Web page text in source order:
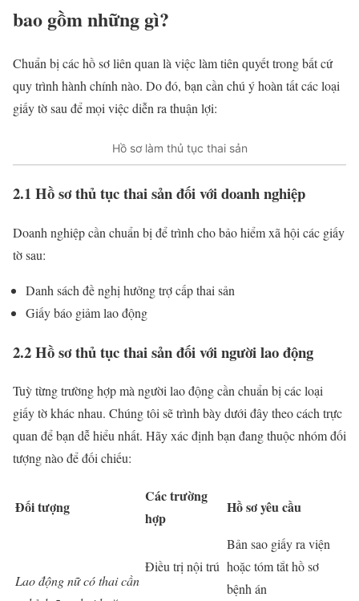
bao gồm những gì?
Chuẩn bị các hồ sơ liên quan là việc làm tiên quyết trong bất cứ
quy trình hành chính nào. Do đó, bạn cần chú ý hoàn tất các loại
giấy tờ sau để mọi việc diễn ra thuận lợi:
Hồ sơ làm thủ tục thai sản
2.1 Hồ sơ thủ tục thai sản đối với doanh nghiệp
Doanh nghiệp cần chuẩn bị để trình cho bảo hiểm xã hội các giấy
tờ sau:
Danh sách đề nghị hưởng trợ cấp thai sản
Giấy báo giảm lao động
2.2 Hồ sơ thủ tục thai sản đối với người lao động
Tuỳ từng trường hợp mà người lao động cần chuẩn bị các loại
giấy tờ khác nhau. Chúng tôi sẽ trình bày dưới đây theo cách trực
quan để bạn dễ hiểu nhất. Hãy xác định bạn đang thuộc nhóm đối
tượng nào để đối chiếu:
Đối tượng
Các trường
hợp
Hồ sơ yêu cầu
Lao động nữ có thai cần
Điều trị nội trú
Bản sao giấy ra viện
hoặc tóm tắt hồ sơ
bệnh án